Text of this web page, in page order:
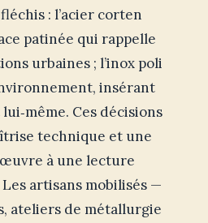
: l’acier corten
patinée qui rappelle
urbaines ; l’inox poli
insérant
Ces décisions
technique et une
à une lecture
artisans mobilisés —
ateliers de métallurgie